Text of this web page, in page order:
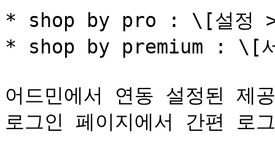
* shop by pro : \[설정 >
* shop by premium : \[서
어드민에서 연동 설정된 제
로그인 페이지에서 간편 로